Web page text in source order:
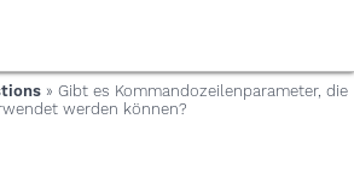
» Gibt es Kommandozeilenparameter, die
werden können?